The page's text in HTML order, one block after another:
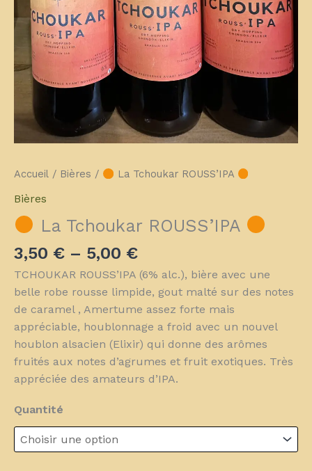
Accueil / Bières / La Tchoukar ROUSS’IPA
Bières
La Tchoukar ROUSS’IPA
3,50 € – 5,00 €
TCHOUKAR ROUSS’IPA (6% alc.), bière avec une
belle robe rousse limpide, gout malté sur des notes
de caramel , Amertume assez forte mais
appréciable, houblonnage a froid avec un nouvel
houblon alsacien (Elixir) qui donne des arômes
fruités aux notes d’agrumes et fruit exotiques. Très
appréciée des amateurs d’IPA.
Quantité